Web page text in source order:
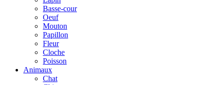
Basse-cour
Oeuf
Mouton
Papillon
Fleur
Cloche
Poisson
Animaux
Chat